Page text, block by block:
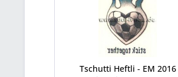
Tschutti Heftli - EM 2016